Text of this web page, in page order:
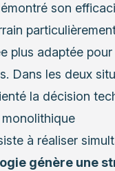
son
plus adaptée
Dans les deux
la décision
à réaliser
génère une